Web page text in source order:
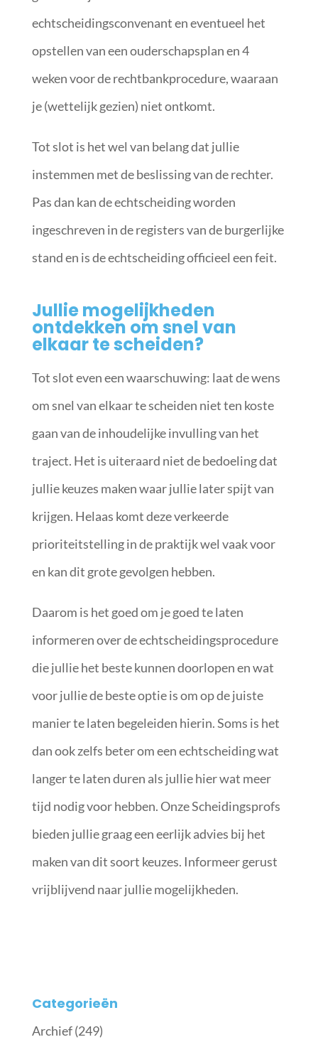
echtscheidingsconvenant en eventueel het
opstellen van een ouderschapsplan en 4
weken voor de rechtbankprocedure, waaraan
je (wettelijk gezien) niet ontkomt.
Tot slot is het wel van belang dat jullie
instemmen met de beslissing van de rechter.
Pas dan kan de echtscheiding worden
ingeschreven in de registers van de burgerlijke
stand en is de echtscheiding officieel een feit.
Jullie mogelijkheden
ontdekken om snel van
elkaar te scheiden?
Tot slot even een waarschuwing: laat de wens
om snel van elkaar te scheiden niet ten koste
gaan van de inhoudelijke invulling van het
traject. Het is uiteraard niet de bedoeling dat
jullie keuzes maken waar jullie later spijt van
krijgen. Helaas komt deze verkeerde
prioriteitstelling in de praktijk wel vaak voor
en kan dit grote gevolgen hebben.
Daarom is het goed om je goed te laten
informeren over de echtscheidingsprocedure
die jullie het beste kunnen doorlopen en wat
voor jullie de beste optie is om op de juiste
manier te laten begeleiden hierin. Soms is het
dan ook zelfs beter om een echtscheiding wat
langer te laten duren als jullie hier wat meer
tijd nodig voor hebben. Onze Scheidingsprofs
bieden jullie graag een eerlijk advies bij het
maken van dit soort keuzes. Informeer gerust
vrijblijvend naar jullie mogelijkheden.
Categorieën
Archief(249)